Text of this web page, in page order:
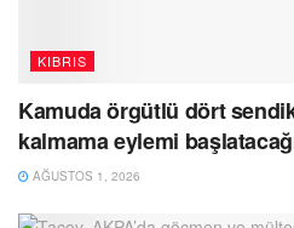
KIBRIS
Kamuda örgütlü dört
kalmama eylemi
AĞUSTOS 1, 2026